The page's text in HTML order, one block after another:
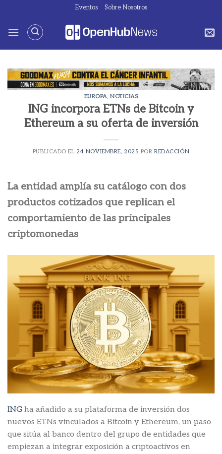
contenido
Eventos Sobre Nosotros
EUROPA, NOTICIAS
ING incorpora ETNs de Bitcoin y
Ethereum a su oferta de inversión
PUBLICADO EL24 NOVIEMBRE, 2025 PORREDACCIÓN
La entidad amplía su catálogo con dos
productos cotizados que replican el
comportamiento de las principales
criptomonedas
ING ha añadido a su plataforma de inversión dos
nuevos ETNs vinculados a Bitcoin y Ethereum, un paso
que sitúa al banco dentro del grupo de entidades que
empiezan a integrar exposición a criptoactivos en